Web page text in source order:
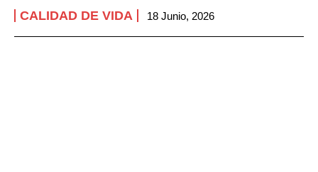
CALIDAD DE VIDA 18 Junio, 2026